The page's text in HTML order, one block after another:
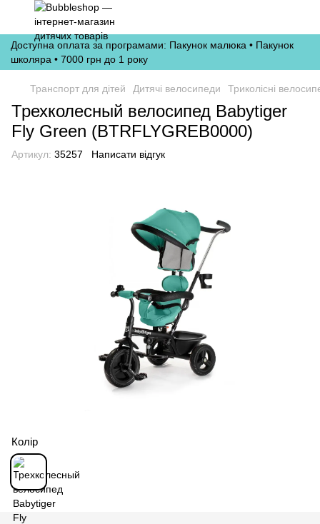
Доступна оплата за програмами: Пакунок малюка • Пакунок
школяра • 7000 грн до 1 року
Транспорт для дітей Дитячі велосипеди Триколісні
Трехколесный велосипед Babytiger
Fly Green (BTRFLYGREB0000)
Артикул: 35257 Написати відгук
Колір